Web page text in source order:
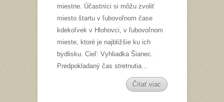
miestne. Účastníci si môžu zvoliť
miesto štartu v ľubovoľnom čase
kdekoľvek v Hlohovci, v ľubovoľnom
mieste, ktoré je najbližšie ku ich
bydlisku. Cieľ: Vyhliadka Šianec.
Predpokladaný čas stretnutia...
Čítať viac